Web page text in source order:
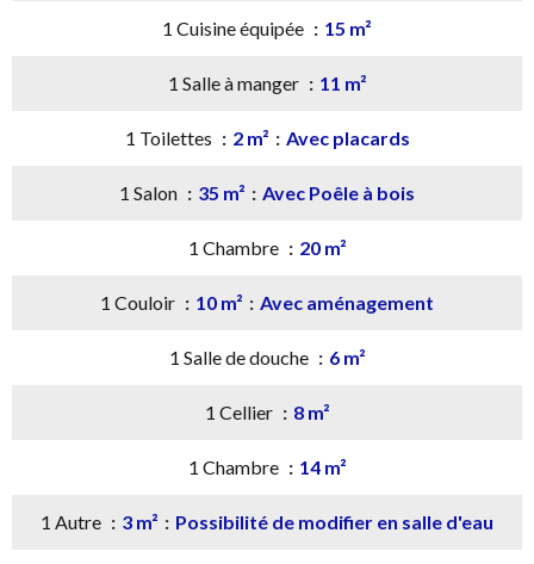
1 Cuisine équipée 15 m²
1 Salle à manger 11 m²
1 Toilettes 2 m² Avec placards
1 Salon 35 m² Avec Poêle à bois
1 Chambre 20 m²
1 Couloir 10 m² Avec aménagement
1 Salle de douche 6 m²
1 Cellier 8 m²
1 Chambre 14 m²
1 Autre 3 m² Possibilité de modifier en salle d'eau